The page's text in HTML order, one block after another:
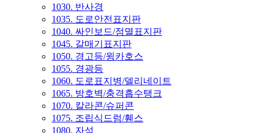
1030. 반사경
1035. 도로안전표지판
1040. 싸인보드/점멸표지판
1045. 갈매기표지판
1050. 경고등/윙카호스
1055. 경광등
1060. 도로표지병/델리네이트
1065. 방호벽/충격흡수탱크
1070. 칼라콘/슈퍼콘
1075. 조립식드럼/휀스
1080. 자석